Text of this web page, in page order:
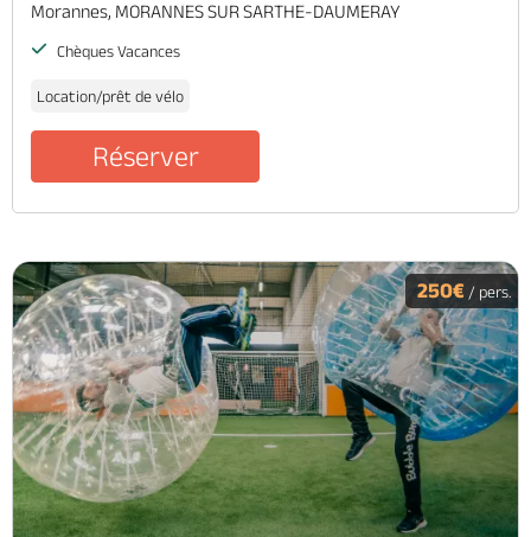
Morannes, MORANNES SUR SARTHE-DAUMERAY
Chèques Vacances
Location/prêt de vélo
Réserver
250€ / pers.